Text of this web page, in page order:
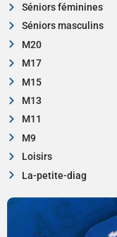
Séniors féminines
Séniors masculins
M20
M17
M15
M13
M11
M9
Loisirs
La-petite-diag